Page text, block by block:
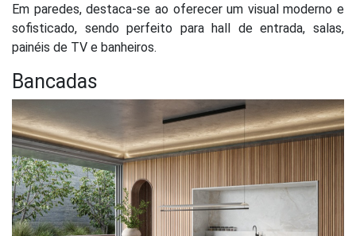
Em paredes, destaca-se ao oferecer um visual moderno e
sofisticado, sendo perfeito para hall de entrada, salas,
painéis de TV e banheiros.
Bancadas